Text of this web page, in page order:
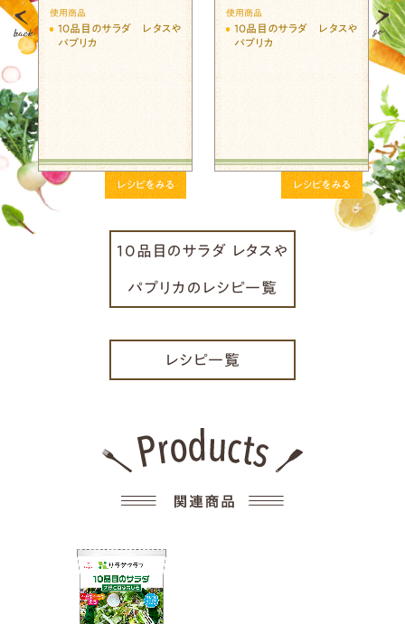
使用商品
10品目のサラダ レタスや
パプリカ
レシピをみる
使用商品
10品目のサラダ レタスや
パプリカ
レシピをみる
10品目のサラダ レタスや
パプリカのレシピ一覧
レシピ一覧